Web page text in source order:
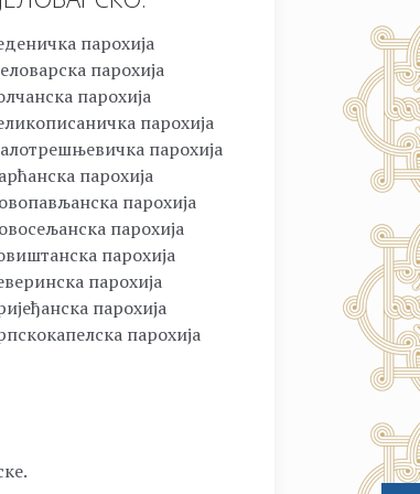
парохија
парохија
парохија
парохија
парохија
парохија
парохија
парохија
парохија
парохија
парохија
парохија